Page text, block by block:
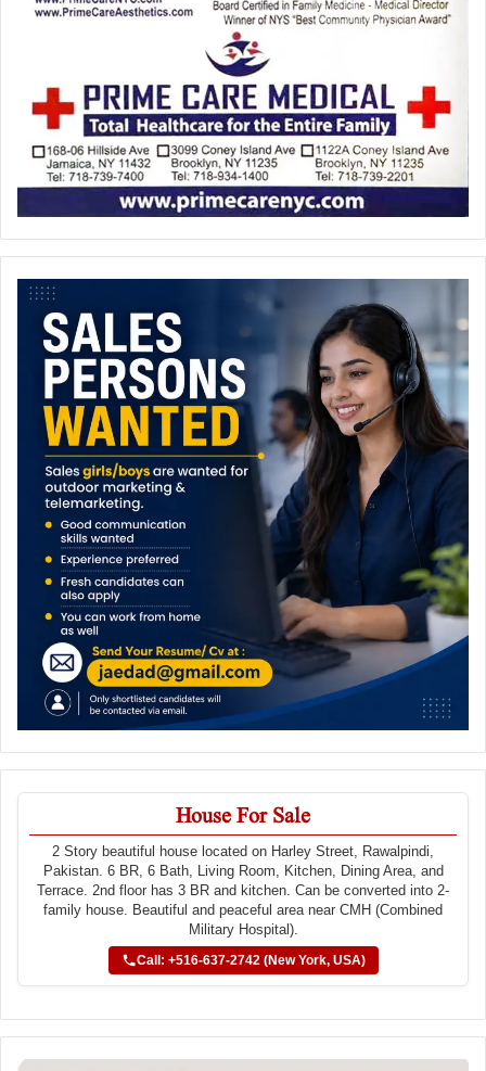
House For Sale
2 Story beautiful house located on Harley Street, Rawalpindi,
Pakistan. 6 BR, 6 Bath, Living Room, Kitchen, Dining Area, and
Terrace. 2nd floor has 3 BR and kitchen. Can be converted into 2-
family house. Beautiful and peaceful area near CMH (Combined
Military Hospital).
Call: +516-637-2742 (New York, USA)